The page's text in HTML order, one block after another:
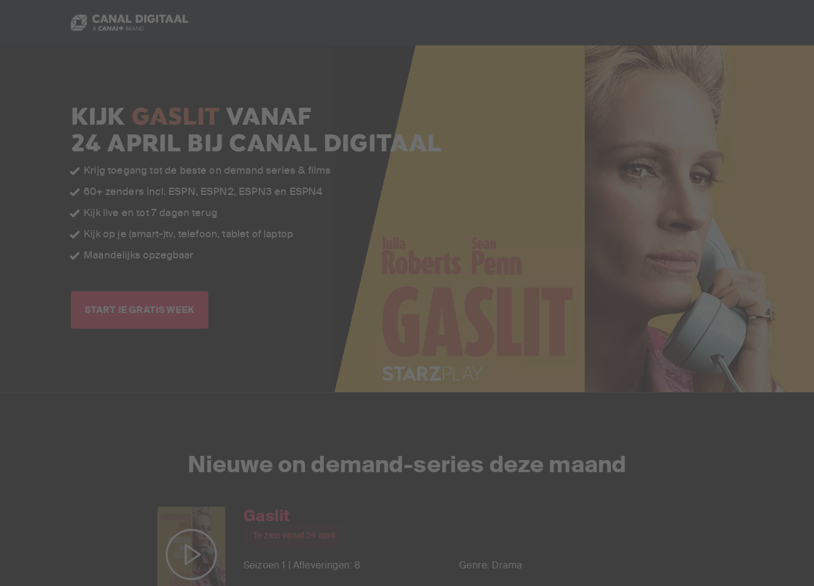
KIJK GASLIT VANAF
24 APRIL BIJ CANAL DIGITAAL
Krijg toegang tot de beste on demand series & films
60+ zenders incl. ESPN, ESPN2, ESPN3 en ESPN4
Kijk live en tot 7 dagen terug
Kijk op je (smart-)tv, telefoon, tablet of laptop
Maandelijks opzegbaar
START JE GRATIS WEEK
Nieuwe on demand-series deze maand
Gaslit
Te zien vanaf 24 april
Seizoen 1 | Afleveringen: 8 Genre: Drama